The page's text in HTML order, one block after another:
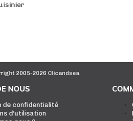
2005-2026 Clicandsea
NOUS
de confidentialité
d'utilisation